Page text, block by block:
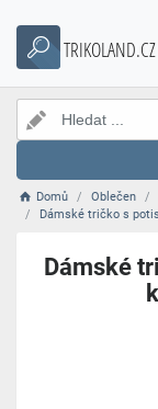
TRIKOLAND.CZ
Domů Oblečen
Dámské tričko s
Dámské